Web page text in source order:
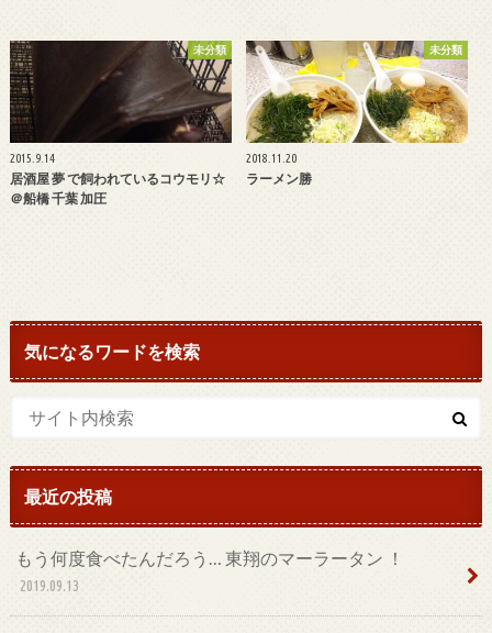
未分類
2015.9.14
居酒屋 夢 で飼われているコウモリ☆
＠船橋 千葉 加圧
未分類
2018.11.20
ラーメン勝
気になるワードを検索
最近の投稿
もう何度食べたんだろう… 東翔のマーラータン ！
2019.09.13